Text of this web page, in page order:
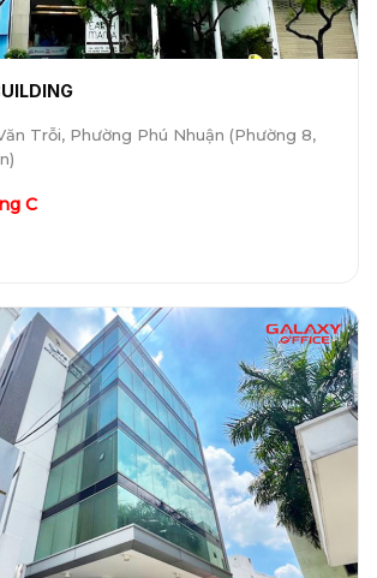
Trỗi, Phường Phú Nhuận (Phường 8,
C